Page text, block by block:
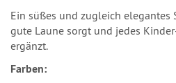
Ein süßes und zugleich elegantes
gute Laune sorgt und jedes
ergänzt.
Farben: